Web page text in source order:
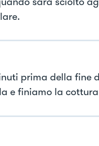
prima della fine
e finiamo la